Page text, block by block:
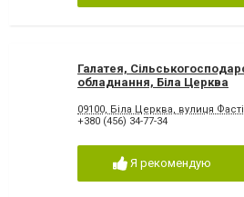
Галатея,
обладнання, Біла Церква
09100, Біла Церква, вулиця
+380 (456) 34-77-34
Я рекомендую